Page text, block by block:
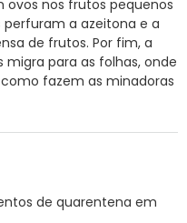
ovos nos frutos pequenos
perfuram a azeitona e a
de frutos. Por fim, a
para as folhas, onde
fazem as minadoras
de quarentena em